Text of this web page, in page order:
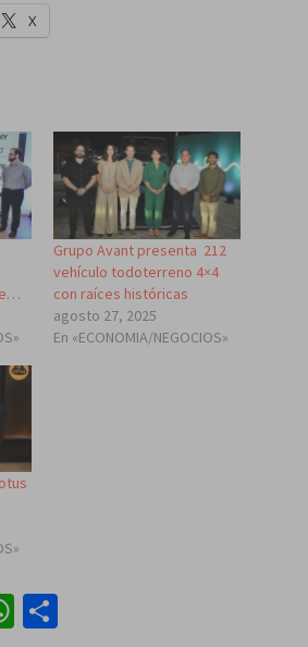
X
Grupo Avant presenta 212
vehículo todoterreno 4×4
con raíces históricas
agosto 27, 2025
En «ECONOMIA/NEGOCIOS»
WhatsApp
Compartir